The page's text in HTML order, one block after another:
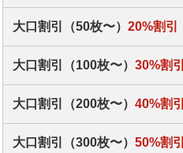
大口割引（50枚〜） 20%割引
大口割引（100枚〜） 30%割引
大口割引（200枚〜） 40%割引
大口割引（300枚〜） 50%割引